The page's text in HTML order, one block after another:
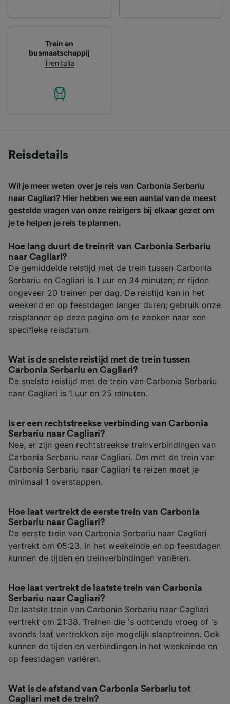
Trein en
busmaatschappij
Trenitalia
Reisdetails
Wil je meer weten over je reis van Carbonia Serbariu
naar Cagliari? Hier hebben we een aantal van de meest
gestelde vragen van onze reizigers bij elkaar gezet om
je te helpen je reis te plannen.
Hoe lang duurt de treinrit van Carbonia Serbariu
naar Cagliari?
De gemiddelde reistijd met de trein tussen Carbonia
Serbariu en Cagliari is 1 uur en 34 minuten; er rijden
ongeveer 20 treinen per dag. De reistijd kan in het
weekend en op feestdagen langer duren; gebruik onze
reisplanner op deze pagina om te zoeken naar een
specifieke reisdatum.
Wat is de snelste reistijd met de trein tussen
Carbonia Serbariu en Cagliari?
De snelste reistijd met de trein van Carbonia Serbariu
naar Cagliari is 1 uur en 25 minuten.
Is er een rechtstreekse verbinding van Carbonia
Serbariu naar Cagliari?
Nee, er zijn geen rechtstreekse treinverbindingen van
Carbonia Serbariu naar Cagliari. Om met de trein van
Carbonia Serbariu naar Cagliari te reizen moet je
minimaal 1 overstappen.
Hoe laat vertrekt de eerste trein van Carbonia
Serbariu naar Cagliari?
De eerste trein van Carbonia Serbariu naar Cagliari
vertrekt om 05:23. In het weekeinde en op feestdagen
kunnen de tijden en treinverbindingen variëren.
Hoe laat vertrekt de laatste trein van Carbonia
Serbariu naar Cagliari?
De laatste trein van Carbonia Serbariu naar Cagliari
vertrekt om 21:38. Treinen die 's ochtends vroeg of 's
avonds laat vertrekken zijn mogelijk slaaptreinen. Ook
kunnen de tijden en verbindingen in het weekeinde en
op feestdagen variëren.
Wat is de afstand van Carbonia Serbariu tot
Cagliari met de trein?